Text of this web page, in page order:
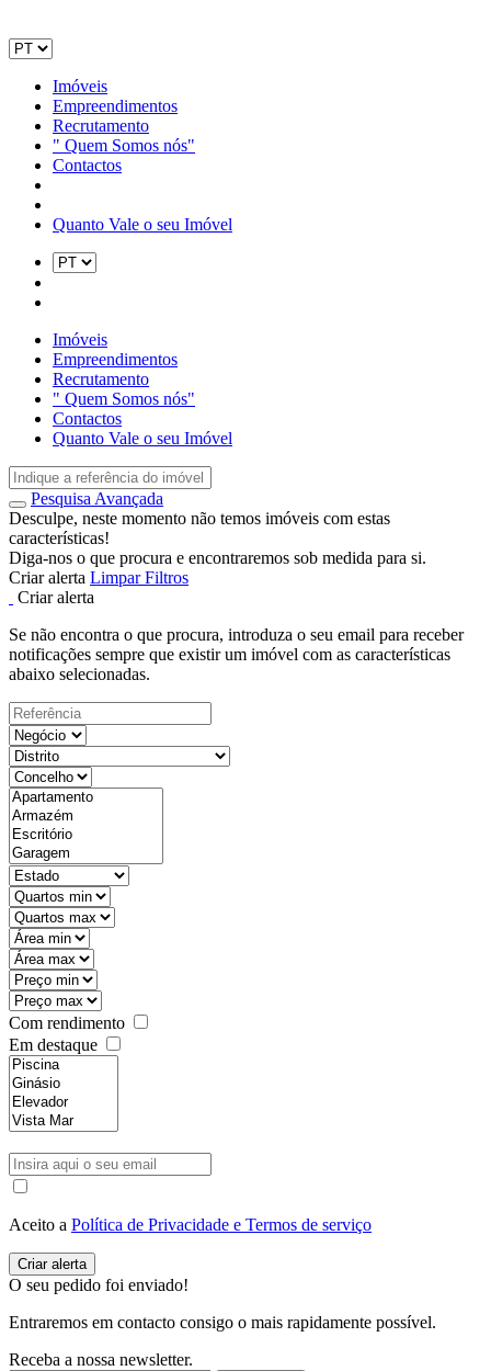
Imóveis
Empreendimentos
Recrutamento
" Quem Somos nós"
Contactos
Quanto Vale o seu Imóvel
Imóveis
Empreendimentos
Recrutamento
" Quem Somos nós"
Contactos
Quanto Vale o seu Imóvel
Pesquisa Avançada
Desculpe, neste momento não temos imóveis com estas
características!
Diga-nos o que procura e encontraremos sob medida para si.
Criar alerta Limpar Filtros
Criar alerta
Se não encontra o que procura, introduza o seu email para receber
notificações sempre que existir um imóvel com as características
abaixo selecionadas.
Com rendimento
Em destaque
Aceito a Política de Privacidade e Termos de serviço
O seu pedido foi enviado!
Entraremos em contacto consigo o mais rapidamente possível.
Receba a nossa newsletter.